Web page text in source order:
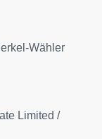
Wähler
Limited /